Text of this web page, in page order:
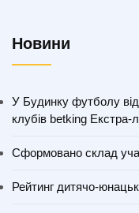
Новини
У Будинку футболу
клубів betking Екстра-
Сформовано склад
Рейтинг дитячо-